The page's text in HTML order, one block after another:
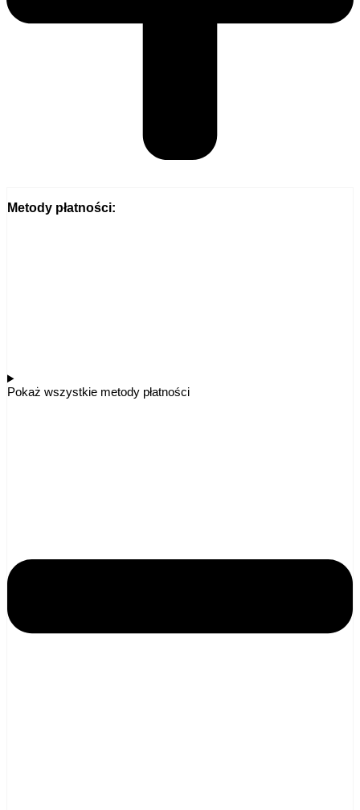
Metody płatności:
Pokaż wszystkie metody płatności